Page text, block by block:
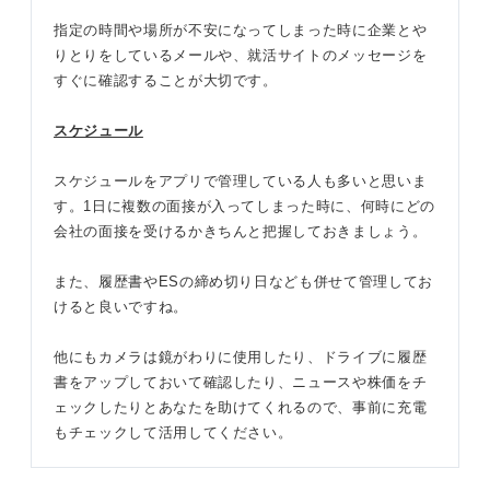
指定の時間や場所が不安になってしまった時に企業とや
りとりをしているメールや、就活サイトのメッセージを
すぐに確認することが大切です。
スケジュール
スケジュールをアプリで管理している人も多いと思いま
す。1日に複数の面接が入ってしまった時に、何時にどの
会社の面接を受けるかきちんと把握しておきましょう。
また、履歴書やESの締め切り日なども併せて管理してお
けると良いですね。
他にもカメラは鏡がわりに使用したり、ドライブに履歴
書をアップしておいて確認したり、ニュースや株価をチ
ェックしたりとあなたを助けてくれるので、事前に充電
もチェックして活用してください。